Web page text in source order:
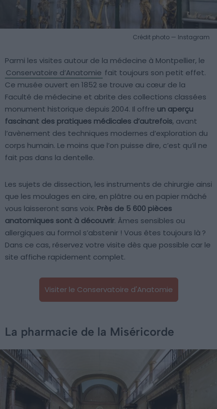
Crédit photo — Instagram
Parmi les visites autour de la médecine à Montpellier, le
Conservatoire d’Anatomie fait toujours son petit effet.
Ce musée ouvert en 1852 se trouve au cœur de la
Faculté de médecine et abrite des collections classées
monument historique depuis 2004. Il offre un aperçu
fascinant des pratiques médicales d’autrefois, avant
l’avènement des techniques modernes d’exploration du
corps humain. Le moins que l’on puisse dire, c’est qu’il ne
fait pas dans la dentelle.
Les sujets de dissection, les instruments de chirurgie ainsi
que les moulages en cire, en plâtre ou en papier mâché
vous laisseront sans voix. Près de 5 600 pièces
anatomiques sont à découvrir. Âmes sensibles ou
allergiques au formol s’abstenir ! Vous êtes toujours là ?
Dans ce cas, réservez votre visite dès que possible car le
site affiche rapidement complet.
Visiter le Conservatoire d'Anatomie
La pharmacie de la Miséricorde